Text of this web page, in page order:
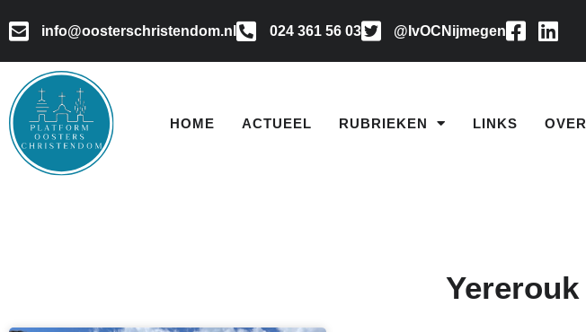
info@oosterschristendom.nl 024 361 56 03 @IvOCNijmegen
HOME ACTUEEL RUBRIEKEN LINKS OVER
Yererouk